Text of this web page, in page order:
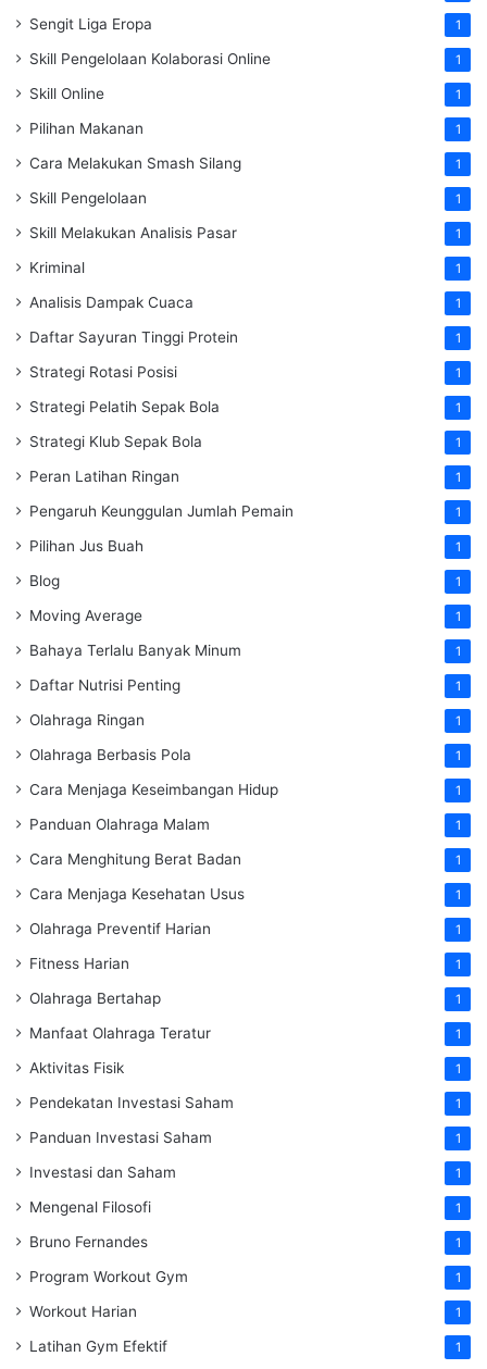
Sengit Liga Eropa 1
Skill Pengelolaan Kolaborasi Online 1
Skill Online 1
Pilihan Makanan 1
Cara Melakukan Smash Silang 1
Skill Pengelolaan 1
Skill Melakukan Analisis Pasar 1
Kriminal 1
Analisis Dampak Cuaca 1
Daftar Sayuran Tinggi Protein 1
Strategi Rotasi Posisi 1
Strategi Pelatih Sepak Bola 1
Strategi Klub Sepak Bola 1
Peran Latihan Ringan 1
Pengaruh Keunggulan Jumlah Pemain 1
Pilihan Jus Buah 1
Blog 1
Moving Average 1
Bahaya Terlalu Banyak Minum 1
Daftar Nutrisi Penting 1
Olahraga Ringan 1
Olahraga Berbasis Pola 1
Cara Menjaga Keseimbangan Hidup 1
Panduan Olahraga Malam 1
Cara Menghitung Berat Badan 1
Cara Menjaga Kesehatan Usus 1
Olahraga Preventif Harian 1
Fitness Harian 1
Olahraga Bertahap 1
Manfaat Olahraga Teratur 1
Aktivitas Fisik 1
Pendekatan Investasi Saham 1
Panduan Investasi Saham 1
Investasi dan Saham 1
Mengenal Filosofi 1
Bruno Fernandes 1
Program Workout Gym 1
Workout Harian 1
Latihan Gym Efektif 1